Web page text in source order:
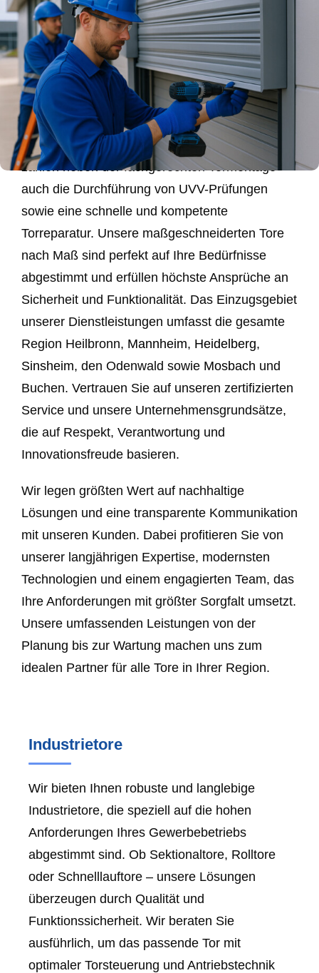
Ihr Profi für Industrietore und
Torservice im Einzugsgebiet
Heilbronn & Co.
Mit unserem umfassenden Leistungsspektrum
bedienen wir sowohl Gewerbe- als auch
Privatkunden. Zu unseren Kernkompetenzen
zählen neben der fachgerechten Tormontage
auch die Durchführung von UVV-Prüfungen
sowie eine schnelle und kompetente
Torreparatur. Unsere maßgeschneiderten Tore
nach Maß sind perfekt auf Ihre Bedürfnisse
abgestimmt und erfüllen höchste Ansprüche an
Sicherheit und Funktionalität. Das Einzugsgebiet
unserer Dienstleistungen umfasst die gesamte
Region Heilbronn, Mannheim, Heidelberg,
Sinsheim, den Odenwald sowie Mosbach und
Buchen. Vertrauen Sie auf unseren zertifizierten
Service und unsere Unternehmensgrundsätze,
die auf Respekt, Verantwortung und
Innovationsfreude basieren.
Wir legen größten Wert auf nachhaltige
Lösungen und eine transparente Kommunikation
mit unseren Kunden. Dabei profitieren Sie von
unserer langjährigen Expertise, modernsten
Technologien und einem engagierten Team, das
Ihre Anforderungen mit größter Sorgfalt umsetzt.
Unsere umfassenden Leistungen von der
Planung bis zur Wartung machen uns zum
idealen Partner für alle Tore in Ihrer Region.
Industrietore
Wir bieten Ihnen robuste und langlebige
Industrietore, die speziell auf die hohen
Anforderungen Ihres Gewerbebetriebs
abgestimmt sind. Ob Sektionaltore, Rolltore
oder Schnelllauftore – unsere Lösungen
überzeugen durch Qualität und
Funktionssicherheit. Wir beraten Sie
ausführlich, um das passende Tor mit
optimaler Torsteuerung und Antriebstechnik